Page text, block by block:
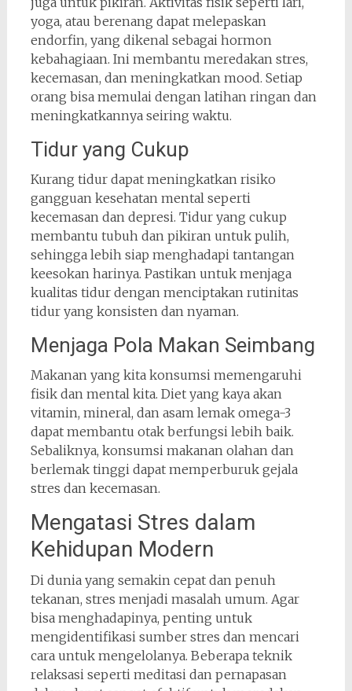
yoga, atau berenang dapat melepaskan
endorfin, yang dikenal sebagai hormon
kebahagiaan. Ini membantu meredakan stres,
kecemasan, dan meningkatkan mood. Setiap
orang bisa memulai dengan latihan ringan dan
meningkatkannya seiring waktu.
Tidur yang Cukup
Kurang tidur dapat meningkatkan risiko
gangguan kesehatan mental seperti
kecemasan dan depresi. Tidur yang cukup
membantu tubuh dan pikiran untuk pulih,
sehingga lebih siap menghadapi tantangan
keesokan harinya. Pastikan untuk menjaga
kualitas tidur dengan menciptakan rutinitas
tidur yang konsisten dan nyaman.
Menjaga Pola Makan Seimbang
Makanan yang kita konsumsi memengaruhi
fisik dan mental kita. Diet yang kaya akan
vitamin, mineral, dan asam lemak omega-3
dapat membantu otak berfungsi lebih baik.
Sebaliknya, konsumsi makanan olahan dan
berlemak tinggi dapat memperburuk gejala
stres dan kecemasan.
Mengatasi Stres dalam
Kehidupan Modern
Di dunia yang semakin cepat dan penuh
tekanan, stres menjadi masalah umum. Agar
bisa menghadapinya, penting untuk
mengidentifikasi sumber stres dan mencari
cara untuk mengelolanya. Beberapa teknik
relaksasi seperti meditasi dan pernapasan